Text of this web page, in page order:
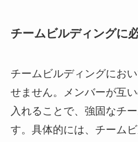
チームビルディングに
チームビルディングにお
せません。メンバーが互
入れることで、強固なチ
す。具体的には、チーム